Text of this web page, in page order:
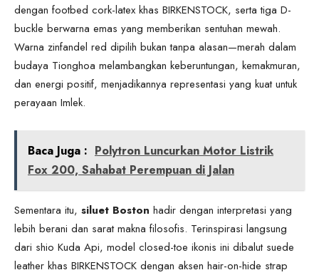
dengan footbed cork-latex khas BIRKENSTOCK, serta tiga D-
buckle berwarna emas yang memberikan sentuhan mewah.
Warna zinfandel red dipilih bukan tanpa alasan—merah dalam
budaya Tionghoa melambangkan keberuntungan, kemakmuran,
dan energi positif, menjadikannya representasi yang kuat untuk
perayaan Imlek.
Baca Juga : Polytron Luncurkan Motor Listrik
Fox 200, Sahabat Perempuan di Jalan
Sementara itu, siluet Boston hadir dengan interpretasi yang
lebih berani dan sarat makna filosofis. Terinspirasi langsung
dari shio Kuda Api, model closed-toe ikonis ini dibalut suede
leather khas BIRKENSTOCK dengan aksen hair-on-hide strap